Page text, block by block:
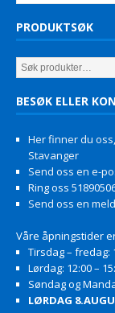
PRODUKTSØK
BESØK ELLER
Her finner du
Stavanger
Send oss en e-
Ring oss
Send oss en
Våre åpningstider
Tirsdag – fredag:
Lørdag: 12:00 –
Søndag og
LØRDAG